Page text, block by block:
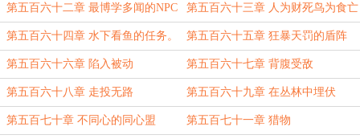
夫！
第五百六十二章 最博学多闻的NPC 第五百六十三章 人为财死鸟为食亡
第五百六十四章 水下看鱼的任务。 第五百六十五章 狂暴天罚的盾阵
第五百六十六章 陷入被动 第五百六十七章 背腹受敌
第五百六十八章 走投无路 第五百六十九章 在丛林中埋伏
第五百七十章 不同心的同心盟 第五百七十一章 猎物